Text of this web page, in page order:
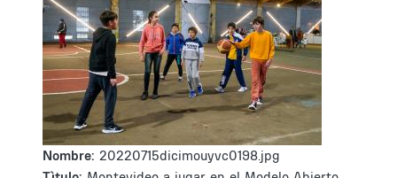
Nombre: 20220715dicimouyvc0198.jpg